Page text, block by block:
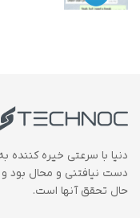
دنیا با سرعتی خیره
دست نیافتنی و محال بود و
حال تحقق آنها است.